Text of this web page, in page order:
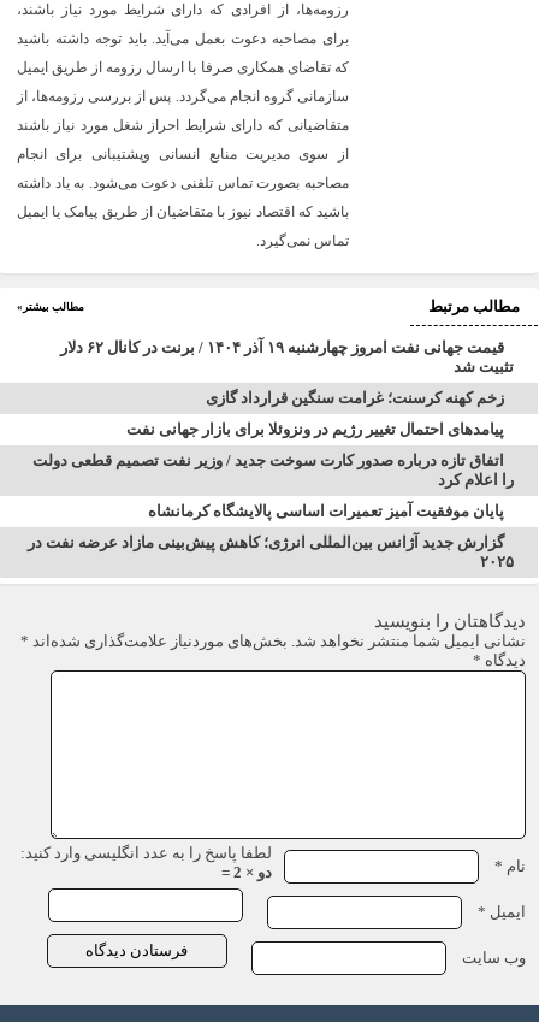
رزومه‌ها، از افرادی که دارای شرایط مورد نیاز باشند،
برای مصاحبه دعوت بعمل می‌آید. باید توجه داشته باشید
که تقاضای همکاری صرفا با ارسال رزومه از طریق ایمیل
سازمانی گروه انجام می‌گردد. پس از بررسی رزومه‌ها، از
متقاضیانی که دارای شرایط احراز شغل مورد نیاز باشند
از سوی مدیریت منابع انسانی وپشتیبانی برای انجام
مصاحبه بصورت تماس تلفنی دعوت می‌شود. به یاد داشته
باشید که اقتصاد نیوز با متقاضیان از طریق پیامک یا ایمیل
تماس نمی‌گیرد.
مطالب مرتبط مطالب بیشتر»
قیمت جهانی نفت امروز چهارشنبه ۱۹ آذر ۱۴۰۴ / برنت در کانال ۶۲ دلار
تثبیت شد
زخم کهنه کرسنت؛ غرامت سنگین قرارداد گازی
پیامدهای احتمال تغییر رژیم در ونزوئلا برای بازار جهانی نفت
اتفاق تازه درباره صدور کارت سوخت جدید / وزیر نفت تصمیم قطعی دولت
را اعلام کرد
پایان موفقیت آمیز تعمیرات اساسی پالایشگاه کرمانشاه
گزارش جدید آژانس بین‌المللی انرژی؛ کاهش پیش‌بینی مازاد عرضه نفت در
۲۰۲۵
دیدگاهتان را بنویسید
نشانی ایمیل شما منتشر نخواهد شد. بخش‌های موردنیاز علامت‌گذاری شده‌اند *
دیدگاه *
نام *
ایمیل *
وب‌ سایت
لطفا پاسخ را به عدد انگلیسی وارد کنید:
دو × 2 =